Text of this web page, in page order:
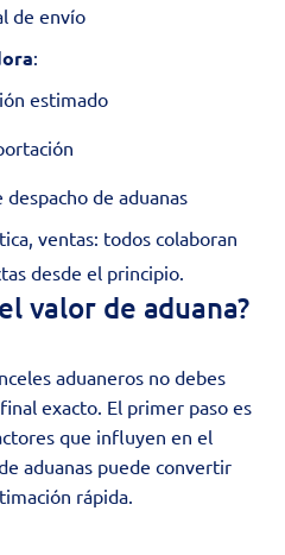
de envío
:
estimado
de aduanas
ventas: todos colaboran
desde el principio.
valor de aduana?
aduaneros no debes
exacto. El primer paso es
que influyen en el
aduanas puede convertir
rápida.